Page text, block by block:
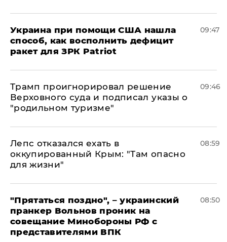
Украина при помощи США нашла
способ, как восполнить дефицит
ракет для ЗРК Patriot
09:47
Трамп проигнорировал решение
Верховного суда и подписал указы о
"родильном туризме"
09:46
Лепс отказался ехать в
оккупированный Крым: "Там опасно
для жизни"
08:59
"Прятаться поздно", – украинский
пранкер Вольнов проник на
совещание Минобороны РФ с
представителями ВПК
08:50